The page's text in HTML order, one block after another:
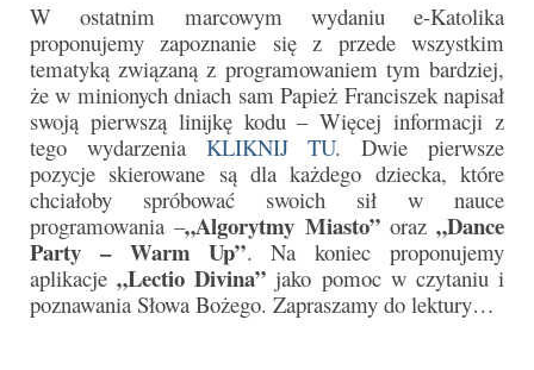
Piszą o nas
Remont kościoła
Parafia
Historia
Duszpasterze
Nasz patron
Kościół Rektoracki
W ostatnim marcowym wydaniu e-Katolika
proponujemy zapoznanie się z przede wszystkim
tematyką związaną z programowaniem tym bardziej,
że w minionych dniach sam Papież Franciszek napisał
swoją pierwszą linijkę kodu – Więcej informacji z
tego wydarzenia KLIKNIJ TU. Dwie pierwsze
pozycje skierowane są dla każdego dziecka, które
chciałoby spróbować swoich sił w nauce
programowania –„Algorytmy Miasto”oraz „Dance
Party – Warm Up”. Na koniec proponujemy
aplikacje„Lectio Divina” jako pomoc w czytaniu i
poznawania Słowa Bożego. Zapraszamy do lektury…